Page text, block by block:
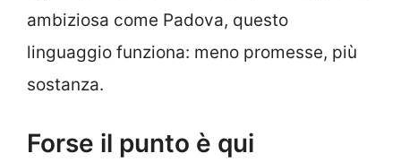
ambiziosa come Padova, questo
linguaggio funziona: meno promesse, più
sostanza.
Forse il punto è qui